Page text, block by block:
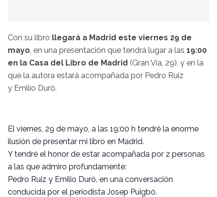
Con su libro llegará a Madrid este viernes 29 de
mayo, en una presentación que tendrá lugar a las 19:00
en la Casa del Libro de Madrid (Gran Via, 29), y en la
que la autora estará acompañada por Pedro Ruiz
y Emilio Duró.
El viernes, 29 de mayo, a las 19:00 h tendré la enorme
ilusión de presentar mi libro en Madrid.
Y tendré el honor de estar acompañada por 2 personas
a las que admiro profundamente:
Pedro Ruiz y Emilio Duró, en una conversación
conducida por el periodista Josep Puigbó.